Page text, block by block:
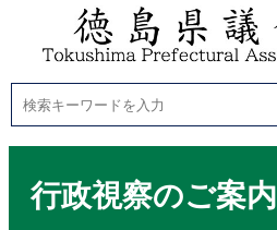
行政視察のご案内